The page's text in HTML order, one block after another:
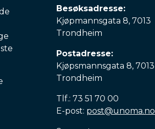
Besøksadresse:
Kjøpmannsgata 8, 7013
Trondheim
Postadresse:
Kjøpsmannsgata 8, 7013
Trondheim
Tlf.: 73 51 70 00
E-post: post@unoma.no